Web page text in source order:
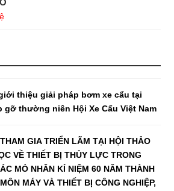
thiệu giải pháp bơm xe cẩu tại
gỡ thường niên Hội Xe Cẩu Việt Nam
GIA TRIỂN LÃM TẠI HỘI THẢO
VỀ THIẾT BỊ THỦY LỰC TRONG
MỎ NHÂN KỈ NIỆM 60 NĂM THÀNH
MÁY VÀ THIẾT BỊ CÔNG NGHIỆP,